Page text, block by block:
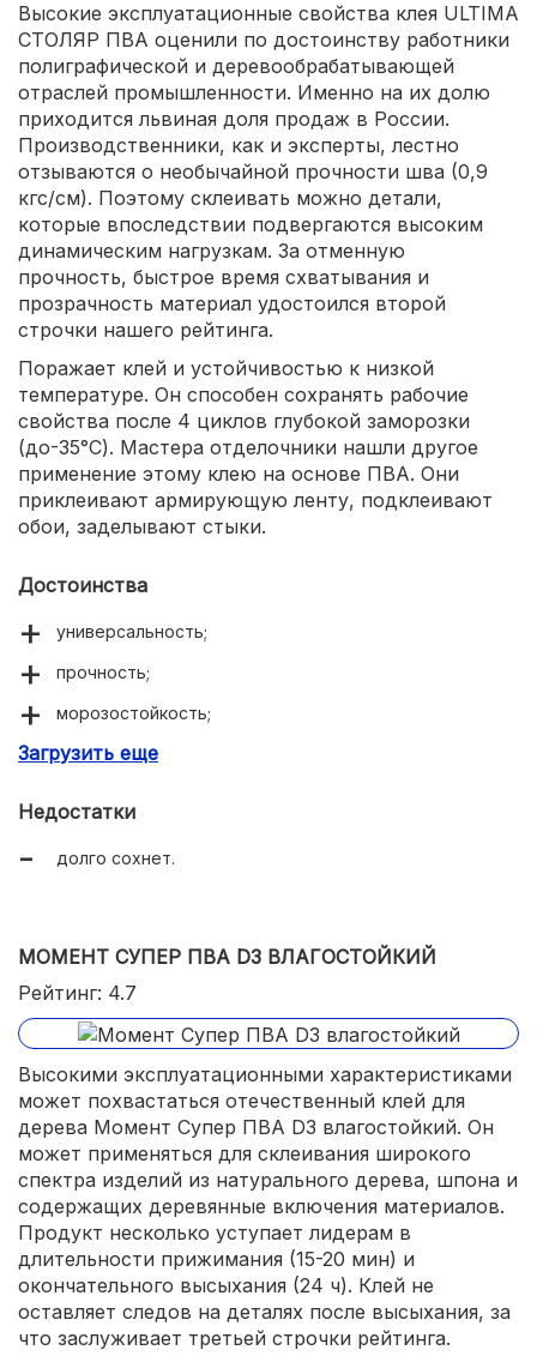
Высокие эксплуатационные свойства клея ULTIMA
СТОЛЯР ПВА оценили по достоинству работники
полиграфической и деревообрабатывающей
отраслей промышленности. Именно на их долю
приходится львиная доля продаж в России.
Производственники, как и эксперты, лестно
отзываются о необычайной прочности шва (0,9
кгс/см). Поэтому склеивать можно детали,
которые впоследствии подвергаются высоким
динамическим нагрузкам. За отменную
прочность, быстрое время схватывания и
прозрачность материал удостоился второй
строчки нашего рейтинга.
Поражает клей и устойчивостью к низкой
температуре. Он способен сохранять рабочие
свойства после 4 циклов глубокой заморозки
(до-35°С). Мастера отделочники нашли другое
применение этому клею на основе ПВА. Они
приклеивают армирующую ленту, подклеивают
обои, заделывают стыки.
Достоинства
универсальность;
прочность;
морозостойкость;
прозрачный шов;
Загрузить еще
Недостатки
долго сохнет.
МОМЕНТ СУПЕР ПВА D3 ВЛАГОСТОЙКИЙ
Рейтинг: 4.7
Высокими эксплуатационными характеристиками
может похвастаться отечественный клей для
дерева Момент Супер ПВА D3 влагостойкий. Он
может применяться для склеивания широкого
спектра изделий из натурального дерева, шпона и
содержащих деревянные включения материалов.
Продукт несколько уступает лидерам в
длительности прижимания (15-20 мин) и
окончательного высыхания (24 ч). Клей не
оставляет следов на деталях после высыхания, за
что заслуживает третьей строчки рейтинга.